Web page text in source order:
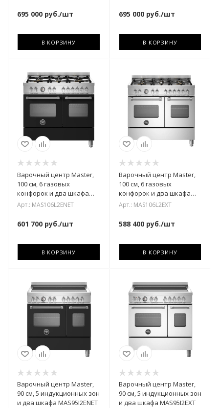
695 000 руб./шт
В КОРЗИНУ
695 000руб./шт
В КОРЗИНУ
Варочный центр Master,
100 см, 6 газовых
конфорок и два шкафа
MAS106L2ENET
Арт.: MAS106L2ENET
601 700 руб./шт
В КОРЗИНУ
Варочный центр Master,
100 см, 6 газовых
конфорок и два шкафа
MAS106L2EXT
Арт.: MAS106L2EXT
588 400руб./шт
В КОРЗИНУ
Варочный центр Master,
90 см, 5 индукционных зон
и два шкафа MAS95I2ENET
Варочный центр Master,
90 см, 5 индукционных зон
и два шкафа MAS95I2EXT